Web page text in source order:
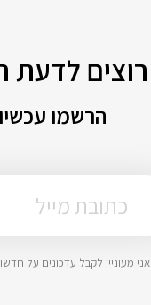
רוצים לדעת
הרשמו
אני מעוניין לקבל עדכונים על